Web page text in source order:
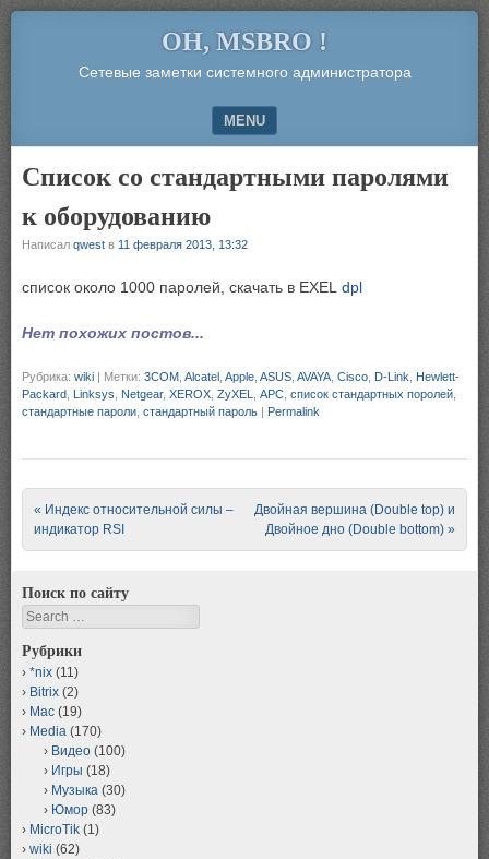
OH, MSBRO !
Сетевые заметки системного администратора
MENU
Список со стандартными паролями
к оборудованию
Написал qwest в 11 февраля 2013, 13:32
список около 1000 паролей, скачать в EXEL dpl
Нет похожих постов...
Рубрика: wiki | Метки: 3COM Alcatel Apple ASUS AVAYA Cisco D-Link
Hewlett-
Packard Linksys Netgear, XEROX ZyXEL АPC список стандартных поролей
стандартные пароли стандартный пароль | Permalink
Post navigation
« Индекс относительной силы –
индикатор RSI
Двойная вершина (Double top) и
Двойное дно (Double bottom) »
Поиск по сайту
Search
Рубрики
*nix (11)
Bitrix (2)
Mac (19)
Media (170)
Видео (100)
Игры (18)
Музыка (30)
Юмор (83)
MicroTik (1)
wiki (62)